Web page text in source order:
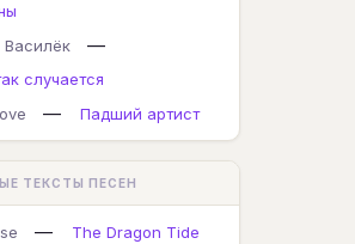
—
случается
— Падший артист
ТЕКСТЫ ПЕСЕН
—
The Dragon Tide